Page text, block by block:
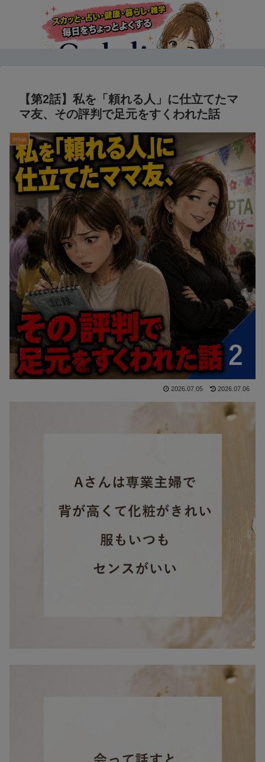
【第2話】私を「頼れる人」に仕立てたマ
マ友、その評判で足元をすくわれた話
2026.07.05 2026.07.06